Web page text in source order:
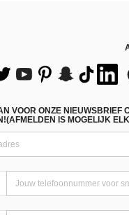
VOOR ONZE NIEUWSBRIEF
IS MOGELIJK